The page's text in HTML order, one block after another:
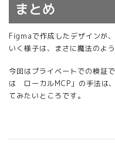
まとめ
Figmaで作成したデザインが
いく様子は、まさに魔法のよう
今回はプライベートでの検証
は ローカルMCP」の手法は
てみたいところです。